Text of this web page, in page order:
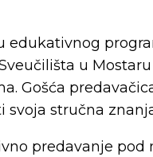
edukativnog
u
Gošća
svoja stručna
predavanje pod